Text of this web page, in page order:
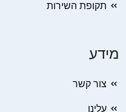
תקופת השירות
מידע
צור קשר
עלינו